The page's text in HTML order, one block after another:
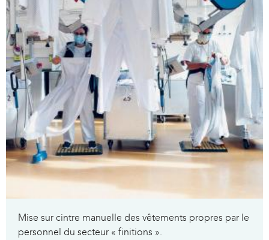
Mise sur cintre manuelle des vêtements propres par le
personnel du secteur « finitions ».